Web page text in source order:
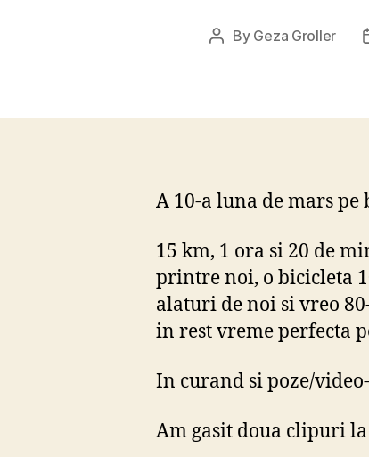
Post
By Geza Groller
A 10-a luna de mars pe
15 km, 1 ora si 20 de
printre noi, o bicicleta
alaturi de noi si vreo
in rest vreme perfecta
In curand si poze/
Am gasit doua clipuri